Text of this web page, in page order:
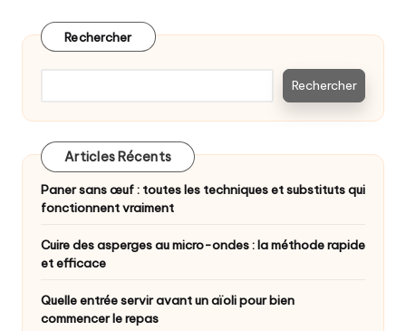
Rechercher
Rechercher
Articles Récents
Paner sans œuf : toutes les techniques et substituts qui
fonctionnent vraiment
Cuire des asperges au micro-ondes : la méthode rapide
et efficace
Quelle entrée servir avant un aïoli pour bien
commencer le repas